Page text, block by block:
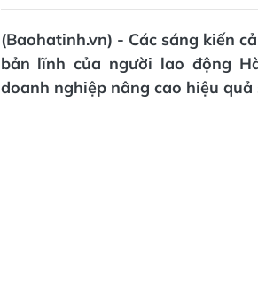
(Baohatinh.vn) - Các sáng kiến
bản lĩnh của người lao động
doanh nghiệp nâng cao hiệu quả